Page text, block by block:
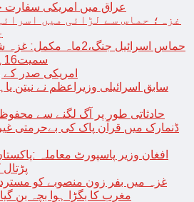
عراق میں امریکی سفارت
غزہ؛ حماس سے لڑائی میں
سمیت16ہزارفلسطینی شہید
امریکی صدر کے
سابق اسرائیلی وزیراعظم نے نیتن
حادثاتی طور پر آگ لگنے سے محفوظ
ڈنمارک میں قرآن پاک کی بےحرمتی
افغان وزیر پاسپورٹ معاملہ
غزہ میں بفر زون منصوبے کو مسترد
مغرب کا بگڑا ہوا بچہ بن